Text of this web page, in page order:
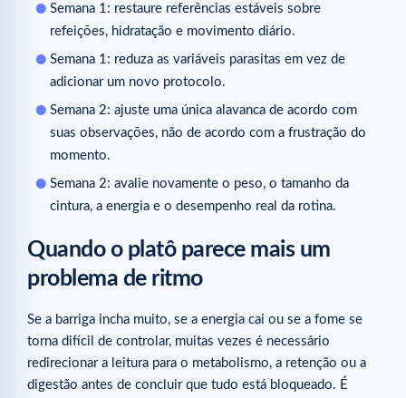
Semana 1: restaure referências estáveis sobre
refeições, hidratação e movimento diário.
Semana 1: reduza as variáveis parasitas em vez de
adicionar um novo protocolo.
Semana 2: ajuste uma única alavanca de acordo com
suas observações, não de acordo com a frustração do
momento.
Semana 2: avalie novamente o peso, o tamanho da
cintura, a energia e o desempenho real da rotina.
Quando o platô parece mais um
problema de ritmo
Se a barriga incha muito, se a energia cai ou se a fome se
torna difícil de controlar, muitas vezes é necessário
redirecionar a leitura para o metabolismo, a retenção ou a
digestão antes de concluir que tudo está bloqueado. É